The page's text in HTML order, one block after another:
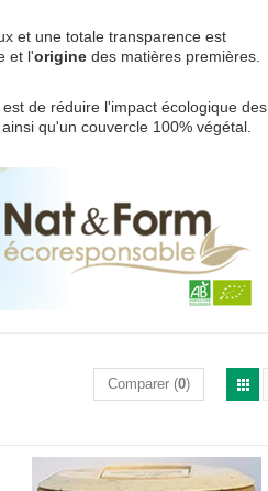
et une totale transparence est
et l'origine des matières premières.
est de réduire l'impact écologique des
qu'un couvercle 100% végétal.
Comparer (0)